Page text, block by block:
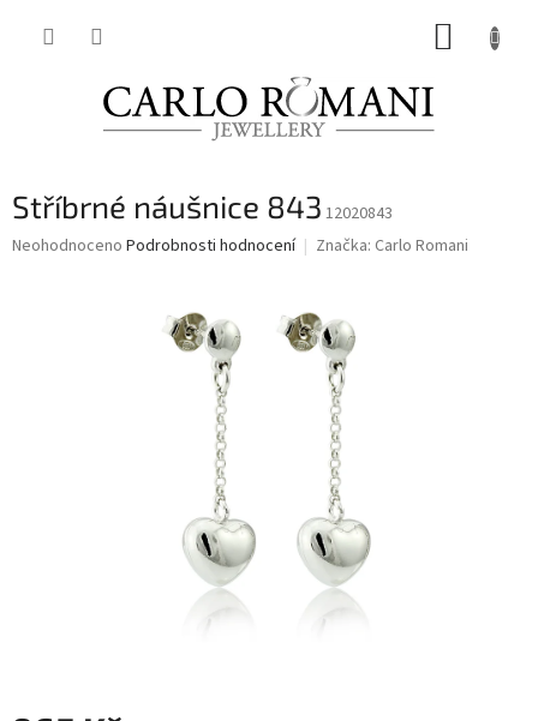
Stříbrné náušnice 843 12020843
Průměrné
Neohodnoceno Podrobnosti hodnocení Značka: Carlo Romani